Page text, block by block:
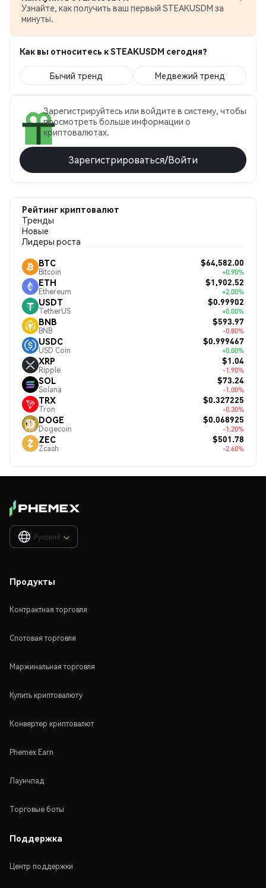
Узнайте, как получить ваш первый STEAKUSDM за
минуты.
Как вы относитесь к STEAKUSDM сегодня?
Бычий тренд Медвежий тренд
Зарегистрируйтесь или войдите в систему, чтобы
просмотреть больше информации о
криптовалютах.
Зарегистрироваться/Войти
Рейтинг криптовалют
Тренды
Новые
Лидеры роста
BTC
Bitcoin
$64,582.00
+0.90%
ETH
Ethereum
$1,902.52
+2.00%
USDT
TetherUS
$0.99902
+0.00%
BNB
BNB
$593.97
-0.80%
USDC
USD Coin
$0.999467
+0.00%
XRP
Ripple
$1.04
-1.90%
SOL
Solana
$73.24
-1.00%
TRX
Tron
$0.327225
-0.30%
DOGE
Dogecoin
$0.068925
-1.20%
ZEC
Zcash
$501.78
-2.60%
Русский 
Продукты
Контрактная торговля
Спотовая торговля
Маржинальная торговля
Купить криптовалюту
Конвертер криптовалют
Phemex Earn
Лаунчпад
Торговые боты
Поддержка
Центр поддержки